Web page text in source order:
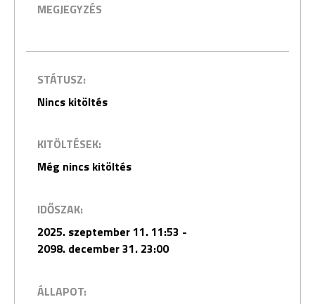
MEGJEGYZÉS
STÁTUSZ:
Nincs kitöltés
KITÖLTÉSEK:
Még nincs kitöltés
IDŐSZAK:
2025. szeptember 11. 11:53 -
2098. december 31. 23:00
ÁLLAPOT: